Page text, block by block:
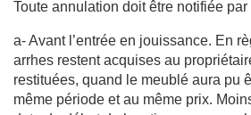
Toute annulation doit être notifiée
a- Avant l’entrée en jouissance. En
arrhes restent acquises au
restituées, quand le meublé aura pu
même période et au même prix.